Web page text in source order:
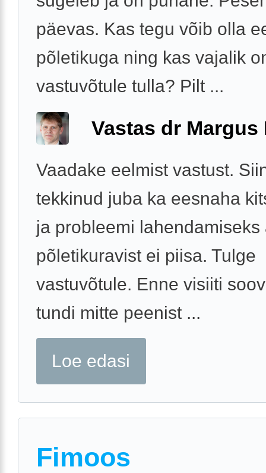
päevas. Kas tegu võib olla
põletikuga ning kas vajalik
vastuvõtule tulla? Pilt ...
Vastas dr Margus
Vaadake eelmist vastust.
tekkinud juba ka eesnaha
ja probleemi lahendamiseks
põletikuravist ei piisa. Tulge
vastuvõtule. Enne visiiti
tundi mitte peenist ...
Loe edasi
Fimoos